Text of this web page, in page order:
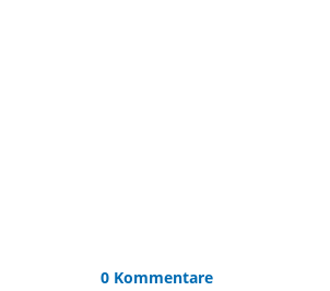
0 Kommentare